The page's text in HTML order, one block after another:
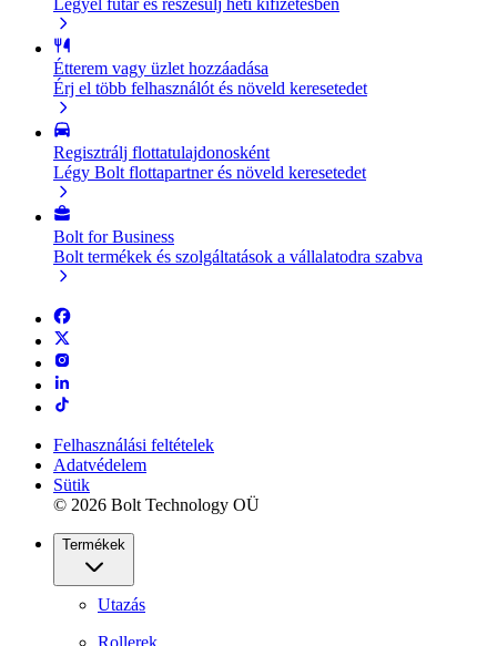
Legyél futár és részesülj heti kifizetésben
Étterem vagy üzlet hozzáadása
Érj el több felhasználót és növeld keresetedet
Regisztrálj flottatulajdonosként
Légy Bolt flottapartner és növeld keresetedet
Bolt for Business
Bolt termékek és szolgáltatások a vállalatodra szabva
Felhasználási feltételek
Adatvédelem
Sütik
© 2026 Bolt Technology OÜ
Termékek
Utazás
Rollerek